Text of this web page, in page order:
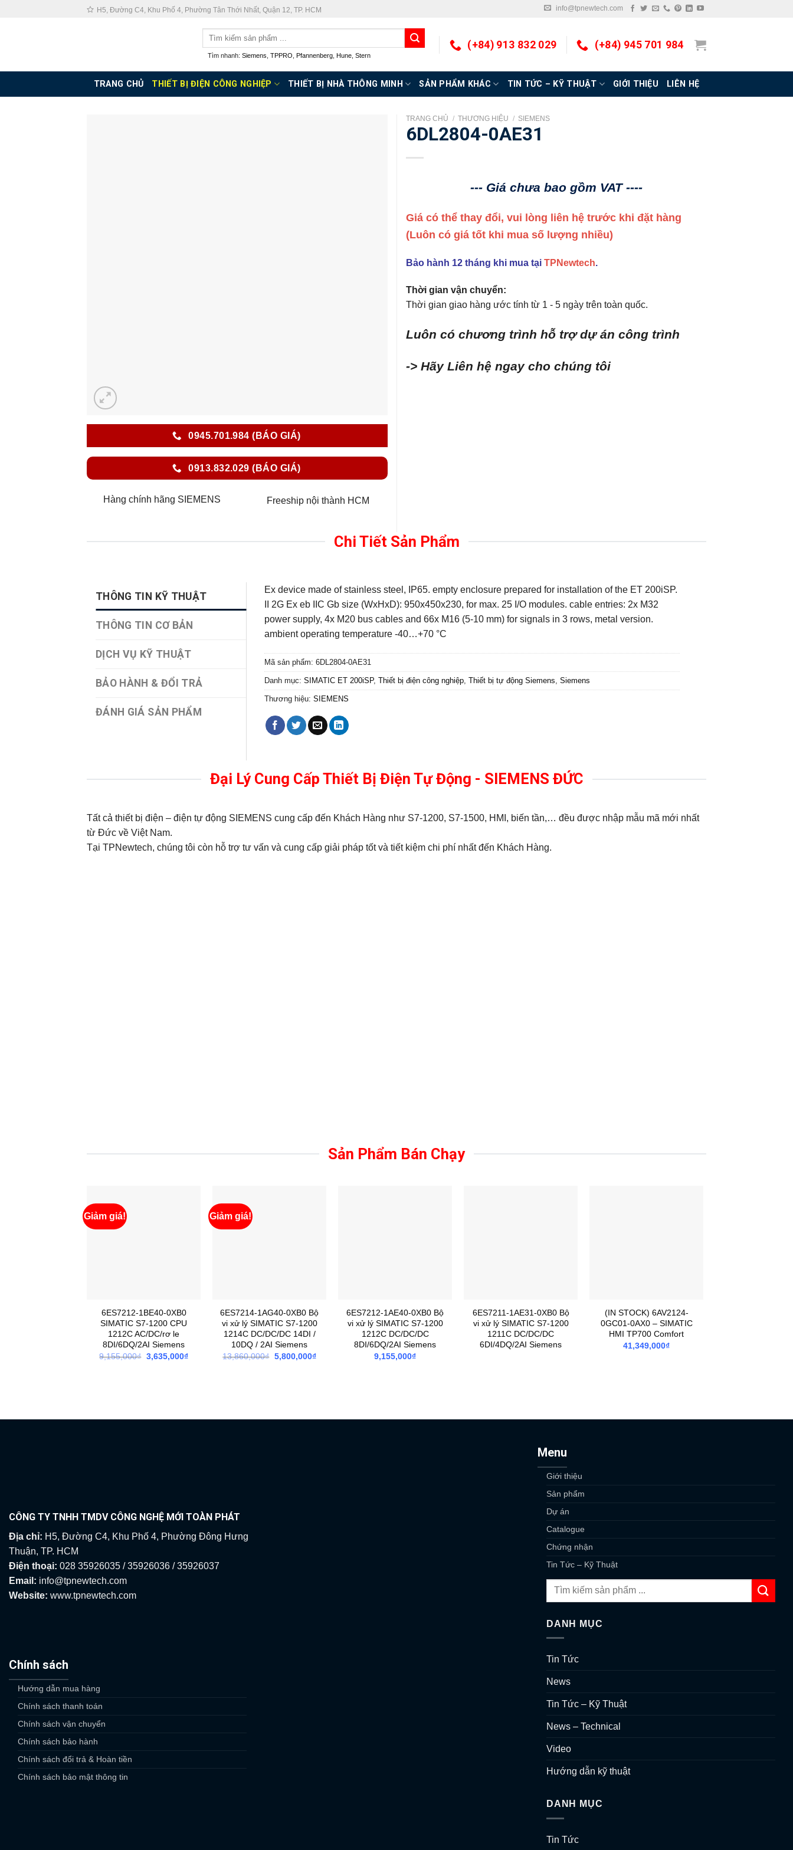
H5, Đường C4, Khu Phố 4, Phường Tân Thới Nhất, Quận 12, TP. HCM info@tpnewtech.com
Tìm
Tìm nhanh: Siemens TPPRO Pfannenberg Hune Stern
(+84) 913 832 029 (+84) 945 701 984
TRANG CHỦ THIẾT BỊ ĐIỆN CÔNG NGHIỆP THIẾT BỊ NHÀ THÔNG MINH SẢN PHẨM KHÁC TIN TỨC – KỸ THUẬT GIỚI THIỆU LIÊN HỆ
0945.701.984 (BÁO GIÁ)
0913.832.029 (BÁO GIÁ)
Hàng chính hãng SIEMENS Freeship nội thành HCM
TRANG CHỦ / THƯƠNG HIỆU / SIEMENS
6DL2804-0AE31
--- Giá chưa bao gồm VAT ----
Giá có thể thay đổi, vui lòng liên hệ trước khi đặt hàng
(Luôn có giá tốt khi mua số lượng nhiều)
Bảo hành 12 tháng khi mua tại TPNewtech.
Thời gian vận chuyển:
Thời gian giao hàng ước tính từ 1 - 5 ngày trên toàn quốc.
Luôn có chương trình hỗ trợ dự án công trình
-> Hãy Liên hệ ngay cho chúng tôi
Chi Tiết Sản Phẩm
THÔNG TIN KỸ THUẬT
THÔNG TIN CƠ BẢN
DỊCH VỤ KỸ THUẬT
BẢO HÀNH & ĐỔI TRẢ
ĐÁNH GIÁ SẢN PHẨM
Ex device made of stainless steel, IP65. empty enclosure prepared for installation of the ET 200iSP.
II 2G Ex eb IIC Gb size (WxHxD): 950x450x230, for max. 25 I/O modules. cable entries: 2x M32
power supply, 4x M20 bus cables and 66x M16 (5-10 mm) for signals in 3 rows, metal version.
ambient operating temperature -40…+70 °C
Mã sản phẩm: 6DL2804-0AE31
Danh mục: SIMATIC ET 200iSP, Thiết bị điện công nghiệp, Thiết bị tự động Siemens, Siemens
Thương hiệu: SIEMENS
Đại Lý Cung Cấp Thiết Bị Điện Tự Động - SIEMENS ĐỨC
Tất cả thiết bị điện – điện tự động SIEMENS cung cấp đến Khách Hàng như S7-1200, S7-1500, HMI, biến tần,… đều được nhập mẫu mã mới nhất
từ Đức về Việt Nam.
Tại TPNewtech, chúng tôi còn hỗ trợ tư vấn và cung cấp giải pháp tốt và tiết kiệm chi phí nhất đến Khách Hàng.
Sản Phẩm Bán Chạy
Giảm giá!
6ES7212-1BE40-0XB0
SIMATIC S7-1200 CPU
1212C AC/DC/rơ le
8DI/6DQ/2AI Siemens
9,155,000₫ Giá
3,635,000₫Giá
Giảm giá!
6ES7214-1AG40-0XB0 Bộ
vi xử lý SIMATIC S7-1200
1214C DC/DC/DC 14DI /
10DQ / 2AI Siemens
13,860,000₫ Giá
5,800,000₫Giá
6ES7212-1AE40-0XB0 Bộ
vi xử lý SIMATIC S7-1200
1212C DC/DC/DC
8DI/6DQ/2AI Siemens
9,155,000₫
6ES7211-1AE31-0XB0 Bộ
vi xử lý SIMATIC S7-1200
1211C DC/DC/DC
6DI/4DQ/2AI Siemens
(IN STOCK) 6AV2124-
0GC01-0AX0 – SIMATIC
HMI TP700 Comfort
41,349,000₫
CÔNG TY TNHH TMDV CÔNG NGHỆ MỚI TOÀN PHÁT
Địa chỉ: H5, Đường C4, Khu Phố 4, Phường Đông Hưng
Thuận, TP. HCM
Điện thoại: 028 35926035 / 35926036 / 35926037
Email: info@tpnewtech.com
Website: www.tpnewtech.com
Chính sách
Hướng dẫn mua hàng
Chính sách thanh toán
Chính sách vận chuyển
Chính sách bảo hành
Chính sách đổi trả & Hoàn tiền
Chính sách bảo mật thông tin
Menu
Giới thiệu
Sản phẩm
Dự án
Catalogue
Chứng nhận
Tin Tức – Kỹ Thuật
DANH MỤC
Tin Tức
News
Tin Tức – Kỹ Thuật
News – Technical
Video
Hướng dẫn kỹ thuật
DANH MỤC
Tin Tức